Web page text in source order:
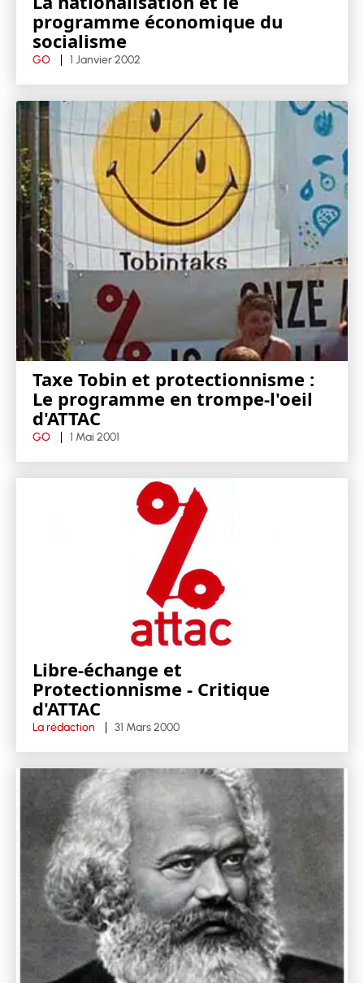
programme économique du
socialisme
GO 1 Janvier 2002
Taxe Tobin et protectionnisme :
Le programme en trompe-l'oeil
d'ATTAC
GO 1 Mai 2001
Libre-échange et
Protectionnisme - Critique
d'ATTAC
La rédaction 31 Mars 2000